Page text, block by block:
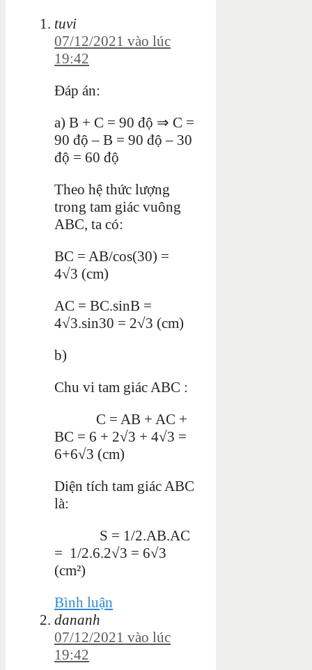
tuvi
07/12/2021 vào lúc
19:42
Đáp án:
a) B + C = 90 độ ⇒ C =
90 độ – B = 90 độ – 30
độ = 60 độ
Theo hệ thức lượng
trong tam giác vuông
ABC, ta có:
BC = AB/cos(30) =
4√3 (cm)
AC = BC.sinB =
4√3.sin30 = 2√3 (cm)
b)
Chu vi tam giác ABC :
C = AB + AC +
BC = 6 + 2√3 + 4√3 =
6+6√3 (cm)
Diện tích tam giác ABC
là:
S = 1/2.AB.AC
= 1/2.6.2√3 = 6√3
(cm²)
Bình luận
dananh
07/12/2021 vào lúc
19:42